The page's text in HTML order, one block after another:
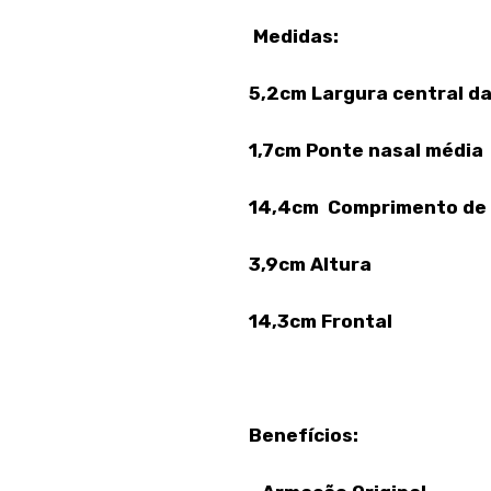
Medidas:
5,2cm Largura central
1,7cm Ponte nasal média
14,4cm Comprimento
3,9cm Altura
14,3cm Frontal
Benefícios: